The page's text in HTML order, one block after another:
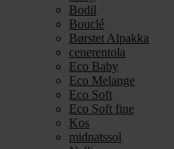
Bodil
Bouclé
Børstet Alpakka
cenerentola
Eco Baby
Eco Melange
Eco Soft
Eco Soft fine
Kos
midnatssol